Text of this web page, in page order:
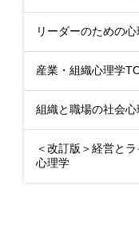
リーダーのための
産業・組織心理学
組織と職場の社会心
＜改訂版＞経営と
心理学